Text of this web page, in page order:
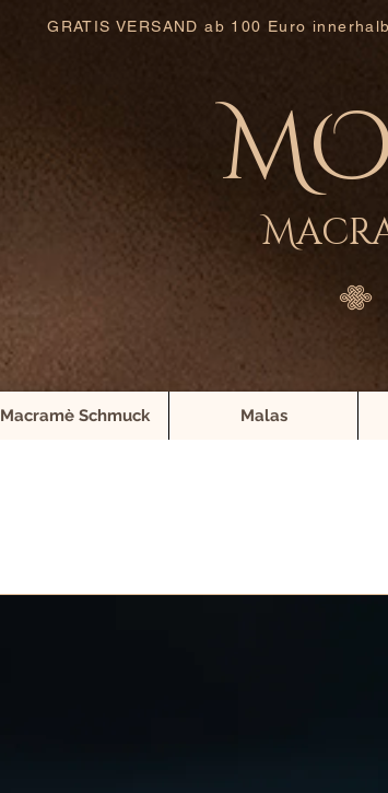
GRATIS VERSAND ab 100 Euro
Macramè Schmuck Malas